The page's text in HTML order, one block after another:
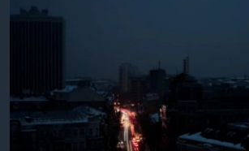
УМЕТНОСТ И ЗАБАВА